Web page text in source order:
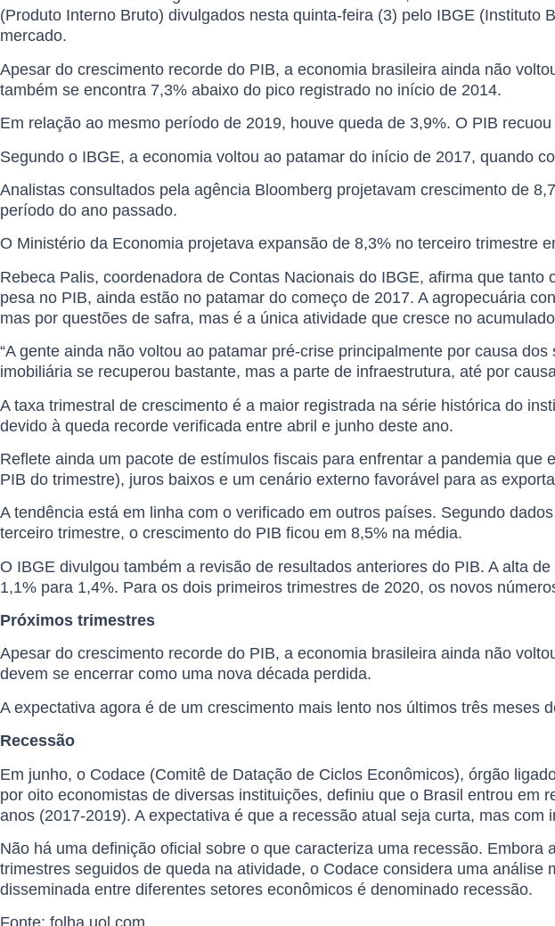
(Produto Interno Bruto) divulgados nesta quinta-feira (3) pelo IBGE
mercado.
Apesar do crescimento recorde do PIB, a economia brasileira ainda não
também se encontra 7,3% abaixo do pico registrado no início de 2014.
Em relação ao mesmo período de 2019, houve queda de 3,9%. O PIB
Segundo o IBGE, a economia voltou ao patamar do início de 2017, quando
Analistas consultados pela agência Bloomberg projetavam crescimento de
período do ano passado.
O Ministério da Economia projetava expansão de 8,3% no terceiro trimestre
Rebeca Palis, coordenadora de Contas Nacionais do IBGE, afirma que
pesa no PIB, ainda estão no patamar do começo de 2017. A agropecuária
mas por questões de safra, mas é a única atividade que cresce no
“A gente ainda não voltou ao patamar pré-crise principalmente por causa
imobiliária se recuperou bastante, mas a parte de infraestrutura, até por
A taxa trimestral de crescimento é a maior registrada na série histórica do
devido à queda recorde verificada entre abril e junho deste ano.
Reflete ainda um pacote de estímulos fiscais para enfrentar a pandemia
PIB do trimestre), juros baixos e um cenário externo favorável para as
A tendência está em linha com o verificado em outros países. Segundo
terceiro trimestre, o crescimento do PIB ficou em 8,5% na média.
O IBGE divulgou também a revisão de resultados anteriores do PIB. A alta
1,1% para 1,4%. Para os dois primeiros trimestres de 2020, os novos
Próximos trimestres
Apesar do crescimento recorde do PIB, a economia brasileira ainda não
devem se encerrar como uma nova década perdida.
A expectativa agora é de um crescimento mais lento nos últimos três
Recessão
Em junho, o Codace (Comitê de Datação de Ciclos Econômicos), órgão
por oito economistas de diversas instituições, definiu que o Brasil entrou
anos (2017-2019). A expectativa é que a recessão atual seja curta, mas
Não há uma definição oficial sobre o que caracteriza uma recessão.
trimestres seguidos de queda na atividade, o Codace considera uma
disseminada entre diferentes setores econômicos é denominado recessão.